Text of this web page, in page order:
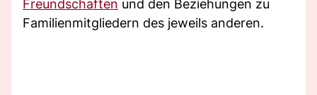
Freundschaften und den Beziehungen zu
Familienmitgliedern des jeweils anderen.